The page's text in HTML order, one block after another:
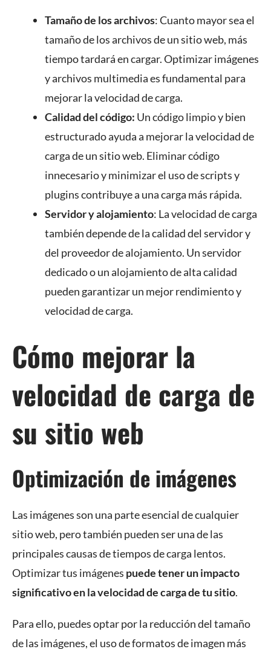
Tamaño de los archivos: Cuanto mayor sea el
tamaño de los archivos de un sitio web, más
tiempo tardará en cargar. Optimizar imágenes
y archivos multimedia es fundamental para
mejorar la velocidad de carga.
Calidad del código: Un código limpio y bien
estructurado ayuda a mejorar la velocidad de
carga de un sitio web. Eliminar código
innecesario y minimizar el uso de scripts y
plugins contribuye a una carga más rápida.
Servidor y alojamiento: La velocidad de carga
también depende de la calidad del servidor y
del proveedor de alojamiento. Un servidor
dedicado o un alojamiento de alta calidad
pueden garantizar un mejor rendimiento y
velocidad de carga.
Cómo mejorar la
velocidad de carga de
su sitio web
Optimización de imágenes
Las imágenes son una parte esencial de cualquier
sitio web, pero también pueden ser una de las
principales causas de tiempos de carga lentos.
Optimizar tus imágenes puede tener un impacto
significativo en la velocidad de carga de tu sitio.
Para ello, puedes optar por la reducción del tamaño
de las imágenes, el uso de formatos de imagen más